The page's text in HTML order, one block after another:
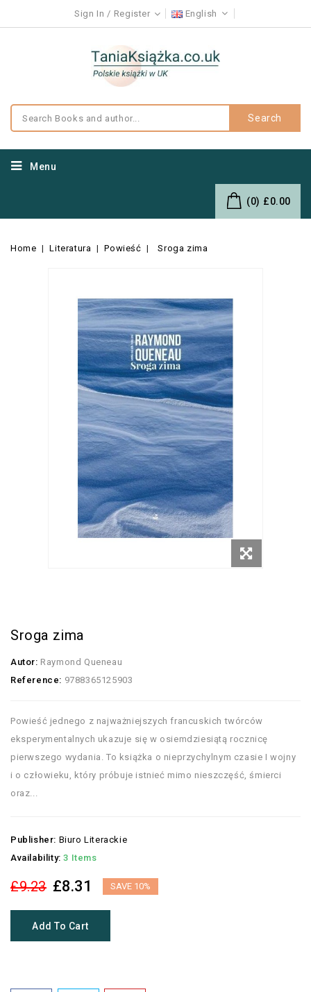
Sign In Register English
Search
Menu
(0) £0.00
Home Literatura Powieść Sroga zima
Sroga zima
Autor: Raymond Queneau
Reference: 9788365125903
Powieść jednego z najważniejszych francuskich twórców
eksperymentalnych ukazuje się w osiemdziesiątą rocznicę
pierwszego wydania. To książka o nieprzychylnym czasie I wojny
i o człowieku, który próbuje istnieć mimo nieszczęść, śmierci
oraz...
Publisher: Biuro Literackie
Availability: 3 Items
£9.23 £8.31 SAVE 10%
Add To Cart